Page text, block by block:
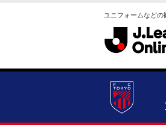
ユニフォームなど